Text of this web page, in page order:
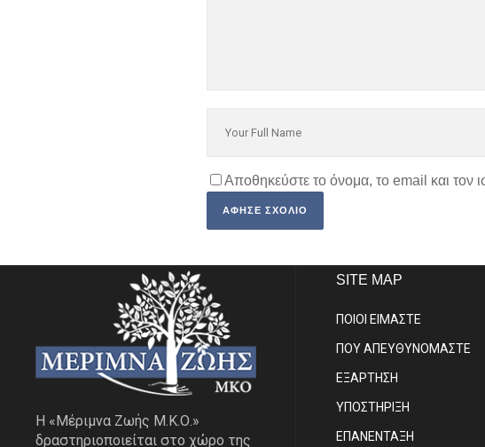
Αποθηκεύστε το όνομα, το email και
Η «Μέριμνα Ζωής Μ.Κ.Ο.»
δραστηριοποιείται στο χώρο της
SITE MAP
ΠΟΙΟΙ ΕΙΜΑΣΤE
ΠΟΥ ΑΠΕΥΘΥΝΟΜΑΣΤΕ
ΕΞΑΡΤΗΣΗ
ΥΠΟΣΤΗΡΙΞΗ
ΕΠΑΝΕΝΤΑΞΗ